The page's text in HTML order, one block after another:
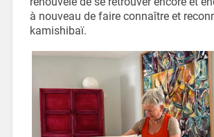
à nouveau de faire connaître et
kamishibaï.